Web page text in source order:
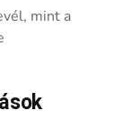
mint a